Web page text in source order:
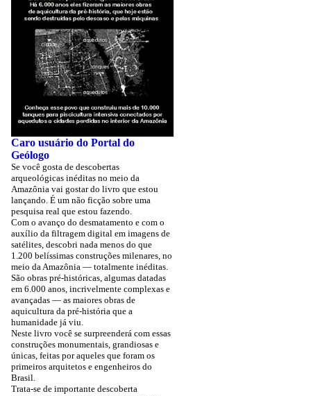
Caro usuário do Portal do
Geólogo
Se você gosta de descobertas
arqueológicas inéditas no meio da
Amazônia vai gostar do livro que estou
lançando. É um não ficção sobre uma
pesquisa real que estou fazendo.
Com o avanço do desmatamento e com o
auxílio da filtragem digital em imagens de
satélites, descobri nada menos do que
1.200 belíssimas construções milenares, no
meio da Amazônia — totalmente inéditas.
São obras pré-históricas, algumas datadas
em 6.000 anos, incrivelmente complexas e
avançadas — as maiores obras de
aquicultura da pré-história que a
humanidade já viu.
Neste livro você se surpreenderá com essas
construções monumentais, grandiosas e
únicas, feitas por aqueles que foram os
primeiros arquitetos e engenheiros do
Brasil.
Trata-se de importante descoberta